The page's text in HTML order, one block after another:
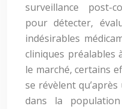
surveillance post-
pour détecter,
indésirables
cliniques préalables
le marché, certains
se révèlent
dans la